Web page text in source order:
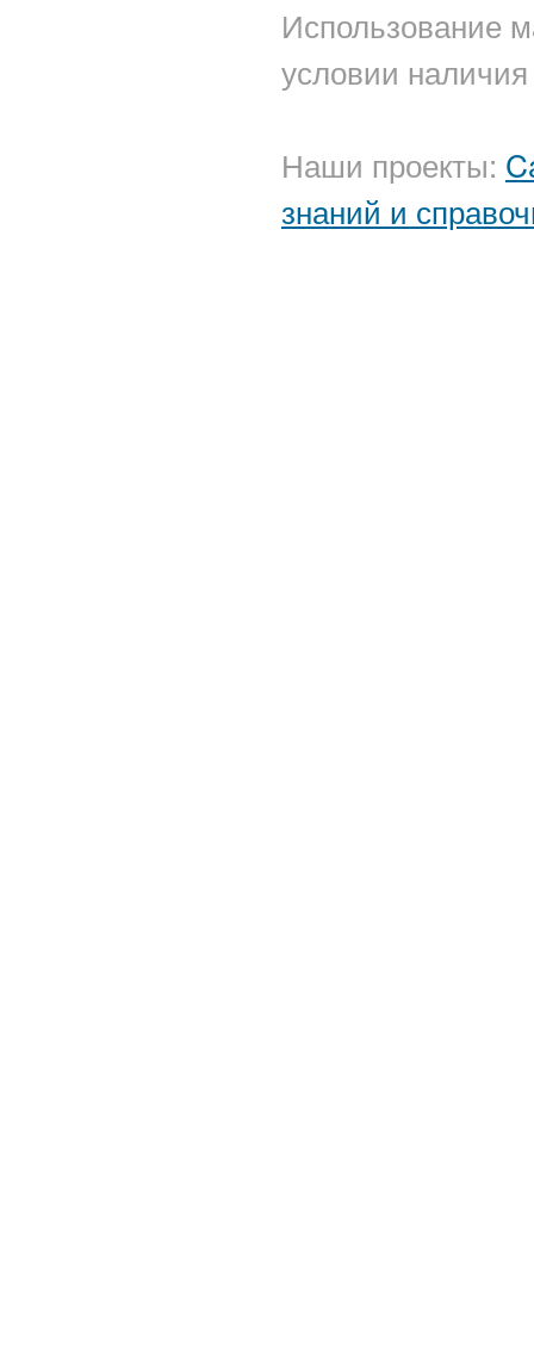
Использование
условии
Наши проекты:
знаний и